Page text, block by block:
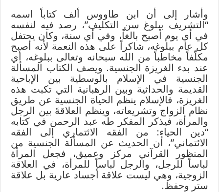
وأشار إلى أن ابن طاووس ألف كتاباً اسمه
“التشريف ببلوغ سن التكليف”، رصد فيه لنفسه
في أي يوم أصبح بالغاً، وفي أي سنة، وكان يحتفل
كل عام ببلوغه، شاكراً على هذه النعمة لأنه أصبح
مكلّفاً مخاطباً من الله سبحانه وتعالى ببلوغه، أي
عند بدء الغريزة الجنسية. ويصف الكتاب المسألة
الجنسية في الإسلام بالوسطية بين الإباحية
القديمة والحداثية وبين الرهبانية التي تكبت هذه
الغريزة، فالإسلام ينظم الحياة الجنسية عن طريق
نظام الزواج وتشريعاته، وينظم العلاقةَ بين الرجل
والمرأة، فيذكر المفكر طه عبد الرحمن في كتابه
“دين الحياء: من الفقه الائتماري إلى الفقه
الائتماني”، أن الحديث عن المسألة الجنسية من
المنظور القرآني مركز وعميق، فجعل المرأة
لباساً للرجل، والرجل لباساً للمرأة، في العلاقة
الزوجية، وهي ليست علاقة أجساد عارية بل علاقة
ستر وحفظ.